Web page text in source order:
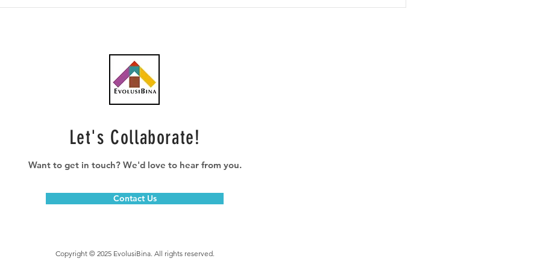
Let's Collaborate!
Want to get in touch? We'd love to hear from you.
Contact Us
Copyright © 2025 EvolusiBina. All rights reserved.